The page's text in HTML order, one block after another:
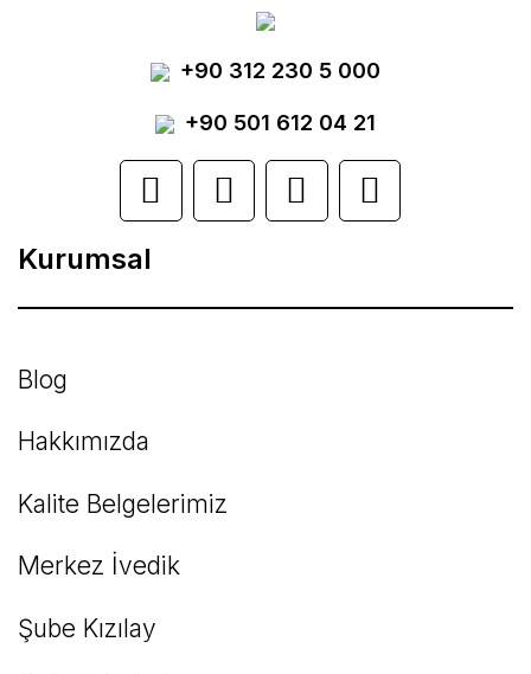
Yorum Yaz
Ürün resmi kalitesiz, bozuk veya
görüntülenemiyor.
Ürün açıklamasında eksik bilgiler bulunuyor.
Ürün bilgilerinde hatalar bulunuyor.
Ürün fiyatı diğer sitelerden daha pahalı.
Bu ürüne benzer farklı alternatifler olmalı.
+90 312 230 5 000
+90 501 612 04 21
Kurumsal
Blog
Hakkımızda
Kalite Belgelerimiz
Merkez İvedik
Şube Kızılay